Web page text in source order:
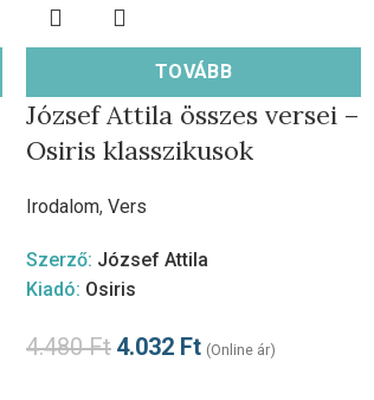
TOVÁBB
József Attila összes versei –
Osiris klasszikusok
Irodalom, Vers
Szerző: József Attila
Kiadó: Osiris
4.480Ft 4.032 Ft (Online ár)